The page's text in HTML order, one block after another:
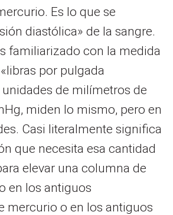
Es lo que se
diastólica» de la sangre.
familiarizado con la medida
por pulgada
unidades de milímetros de
miden lo mismo, pero en
Casi literalmente significa
que necesita esa cantidad
elevar una columna de
en los antiguos
mercurio o en los antiguos